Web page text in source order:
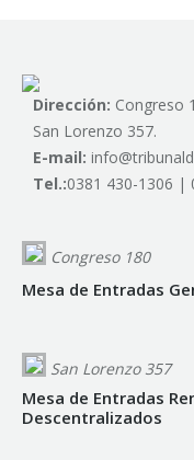
Dirección: Congreso
San Lorenzo 357.
E-mail:
Tel.:0381 430-1306 |
Congreso 180
Mesa de Entradas
San Lorenzo 357
Mesa de Entradas
Descentralizados